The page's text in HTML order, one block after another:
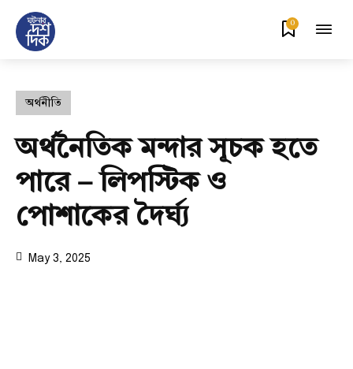
0
অর্থনীতি
অর্থনৈতিক মন্দার সূচক হতে
পারে – লিপস্টিক ও
পোশাকের দৈর্ঘ্য
May 3, 2025